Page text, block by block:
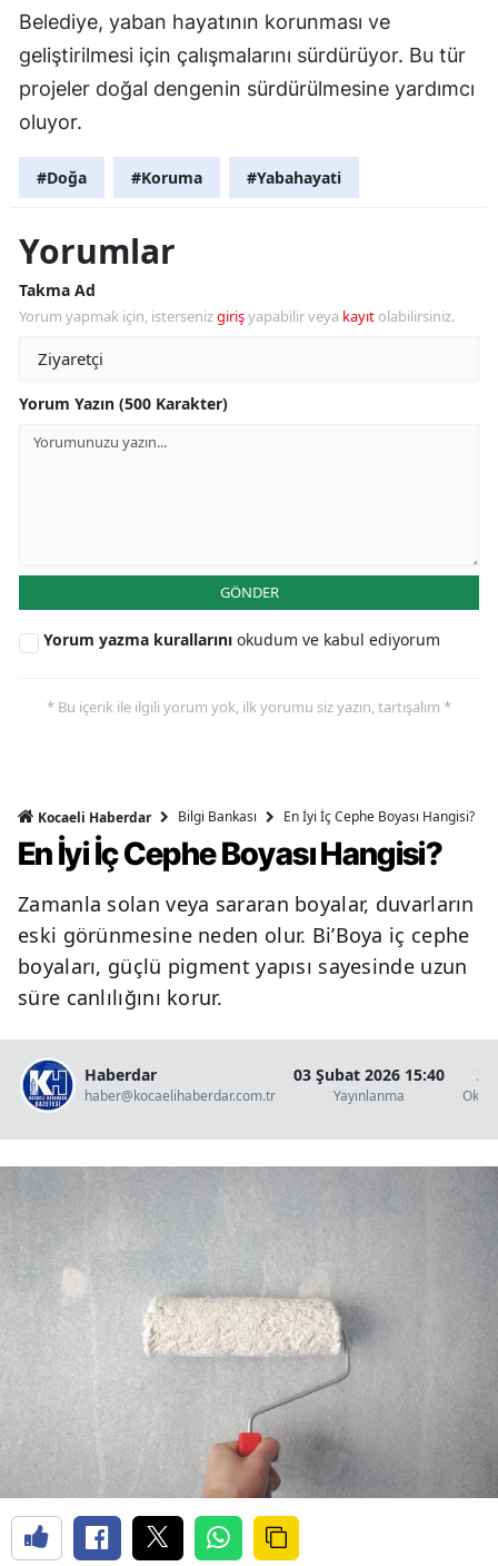
Belediye, yaban hayatının korunması ve
geliştirilmesi için çalışmalarını sürdürüyor. Bu tür
projeler doğal dengenin sürdürülmesine yardımcı
oluyor.
#Doğa #Koruma #Yabahayati
Yorumlar
Takma Ad
Yorum yapmak için, istersenizgirişyapabilir veya kayıt olabilirsiniz.
Yorum Yazın (500 Karakter)
GÖNDER
Yorum yazma kurallarını okudum ve kabul ediyorum
* Bu içerik ile ilgili yorum yok, ilk yorumu siz yazın, tartışalım *
Kocaeli Haberdar Bilgi Bankası En İyi İç Cephe Boyası Hangisi?
En İyi İç Cephe Boyası Hangisi?
Zamanla solan veya sararan boyalar, duvarların
eski görünmesine neden olur. Bi’Boya iç cephe
boyaları, güçlü pigment yapısı sayesinde uzun
süre canlılığını korur.
Haberdar
haber@kocaelihaberdar.com.tr
03 Şubat 2026 15:40
Yayınlanma
2